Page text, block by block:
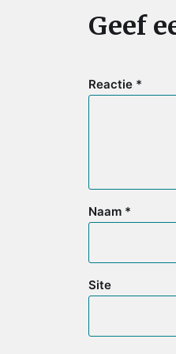
Geef
Reactie *
Naam *
Site